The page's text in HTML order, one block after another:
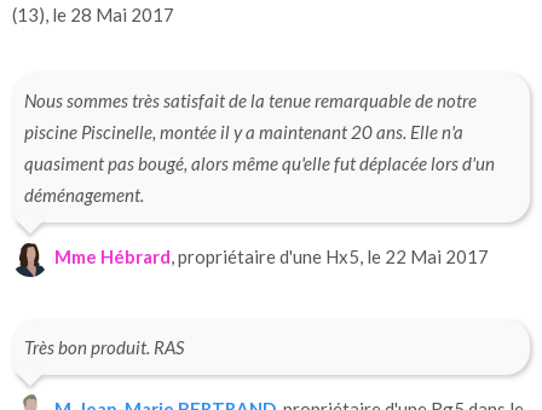
(13), le 28 Mai 2017
Nous sommes très satisfait de la tenue remarquable de notre
piscine Piscinelle, montée il y a maintenant 20 ans. Elle n'a
quasiment pas bougé, alors même qu'elle fut déplacée lors d'un
déménagement.
Mme Hébrard, propriétaire d'une Hx5, le 22 Mai 2017
Très bon produit. RAS